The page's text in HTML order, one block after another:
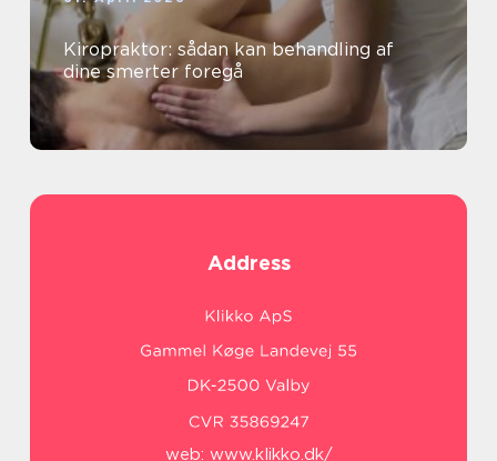
Kiropraktor: sådan kan behandling af
dine smerter foregå
Address
web: www.klikko.dk/